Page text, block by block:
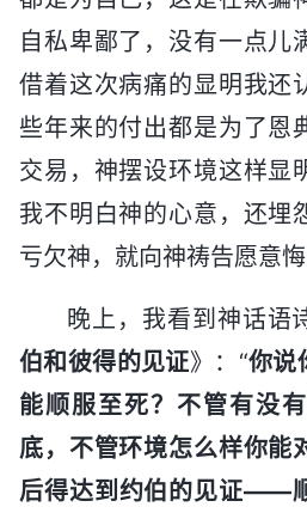
自私卑鄙了，没有一点儿
借着这次病痛的显明我还
些年来的付出都是为了恩
交易，神摆设环境这样显
我不明白神的心意，还埋
亏欠神，就向神祷告愿意悔
晚上，我看到神话语
伯和彼得的见证》：“你说
能顺服至死？不管有没
底，不管环境怎么样你能
后得达到约伯的见证——